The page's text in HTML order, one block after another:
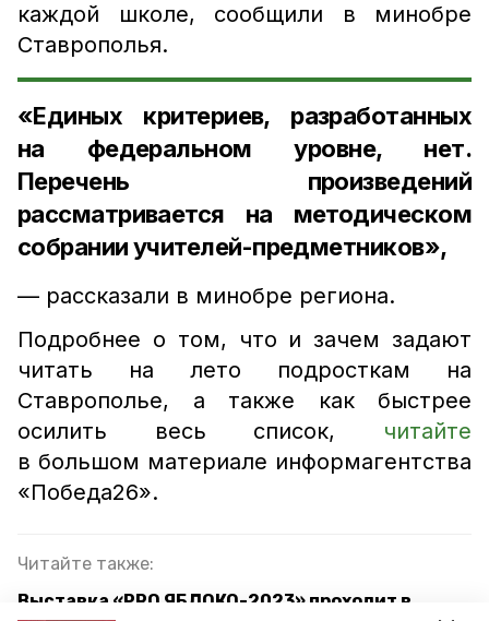
каждой школе, сообщили в минобре
Ставрополья.
«Единых критериев, разработанных
на федеральном уровне, нет.
Перечень произведений
рассматривается на методическом
собрании учителей-предметников»,
— рассказали в минобре региона.
Подробнее о том, что и зачем задают
читать на лето подросткам на
Ставрополье, а также как быстрее
осилить весь список, читайте
в большом материале информагентства
«Победа26».
Читайте также:
Выставка «PRO ЯБЛОКО-2023» проходит в